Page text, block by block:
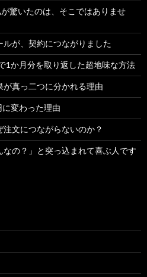
驚いたのは、そこではありませ
が、契約につながりました
1か月分を取り返した超地味な方法
真っ二つに分かれる理由
変わった理由
文につながらないのか？
の？」と突っ込まれて喜ぶ人です